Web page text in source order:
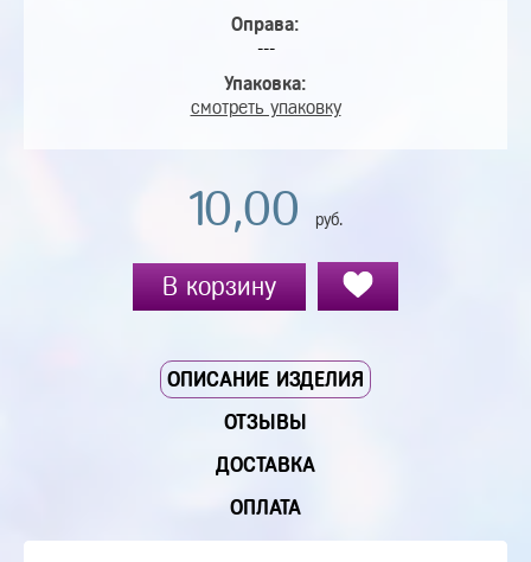
Оправа:
---
Упаковка:
смотреть упаковку
10,00 руб.
В корзину
ОПИСАНИЕ ИЗДЕЛИЯ
ОТЗЫВЫ
ДОСТАВКА
ОПЛАТА